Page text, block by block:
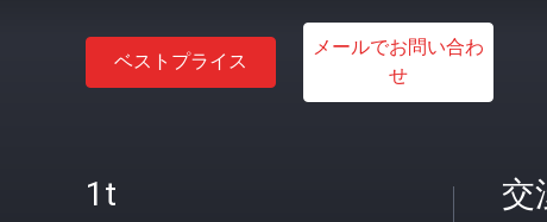
ベストプライス
メールでお問い合わ
せ
1t 交